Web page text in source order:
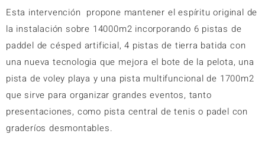
Esta intervención propone mantener el espíritu original de
la instalación sobre 14000m2 incorporando 6 pistas de
paddel de césped artificial, 4 pistas de tierra batida con
una nueva tecnologia que mejora el bote de la pelota, una
pista de voley playa y una pista multifuncional de 1700m2
que sirve para organizar grandes eventos, tanto
presentaciones, como pista central de tenis o padel con
graderíos desmontables.